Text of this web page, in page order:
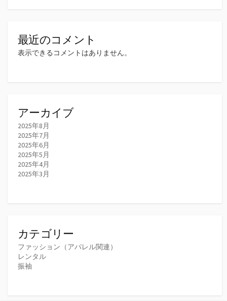
最近のコメント
表示できるコメントはありません。
アーカイブ
2025年8月
2025年7月
2025年6月
2025年5月
2025年4月
2025年3月
カテゴリー
ファッション（アパレル関連）
レンタル
振袖